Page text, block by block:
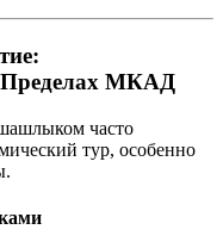
Пределах МКАД
часто
тур, особенно